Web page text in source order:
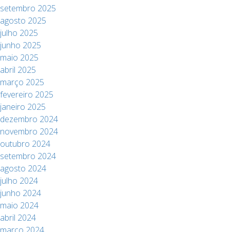
setembro 2025
agosto 2025
julho 2025
junho 2025
maio 2025
abril 2025
março 2025
fevereiro 2025
janeiro 2025
dezembro 2024
novembro 2024
outubro 2024
setembro 2024
agosto 2024
julho 2024
junho 2024
maio 2024
abril 2024